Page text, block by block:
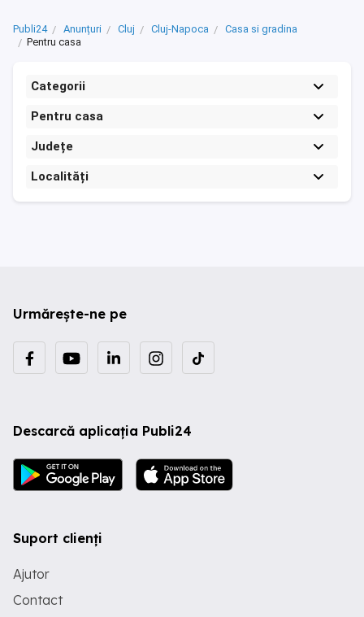
Publi24 Anunțuri Cluj Cluj-Napoca
Casa si gradina
Pentru casa
Categorii
Pentru casa
Județe
Localități
Urmărește-ne pe
Descarcă aplicația Publi24
Suport clienți
Ajutor
Contact